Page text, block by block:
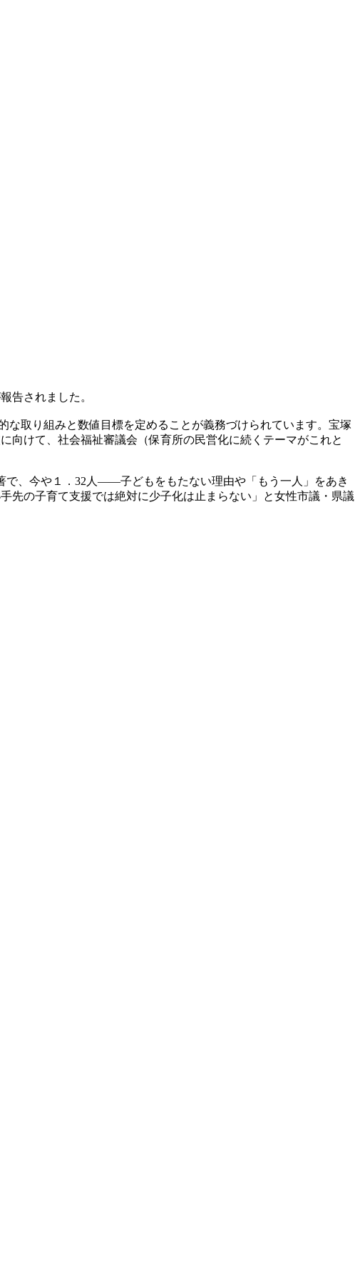
告されました。
取り組みと数値目標を定めることが義務づけられています。宝塚
向けて、社会福祉審議会（保育所の民営化に続くテーマがこれと
で、今や１．32人――子どもをもたない理由や「もう一人」をあき
先の子育て支援では絶対に少子化は止まらない」と女性市議・県議